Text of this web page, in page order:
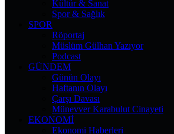
Kültür & Sanat
Spor & Sağlık
SPOR
Röportaj
Müslüm Gülhan Yazıyor
Podcast
GÜNDEM
Günün Olayı
Haftanın Olayı
Çarşı Davası
Münevver Karabulut Cinayeti
EKONOMI
Ekonomi Haberleri